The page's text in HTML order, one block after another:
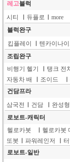
레고블럭
시티
듀플로
more
블럭완구
킵플레이
텐카이나
조립완구
비행기 헬기
탱크 전
자동차 배
조이드
건담프라
삼국전
건담
완성형
로보트-캐릭터
헬로카봇
헬로카봇
또봇
파워레인저
로보트-일반